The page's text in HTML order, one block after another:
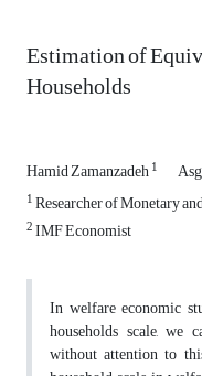
Estimation of
Households
Hamid Zamanzadeh1
1Researcher of Monetary
2IMF Economist
In welfare economic
households scale, we
without attention to